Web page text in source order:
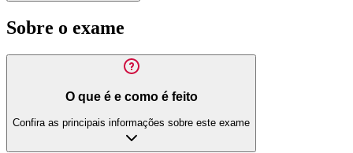
Sobre o exame
O que é e como é feito
Confira as principais informações sobre este exame